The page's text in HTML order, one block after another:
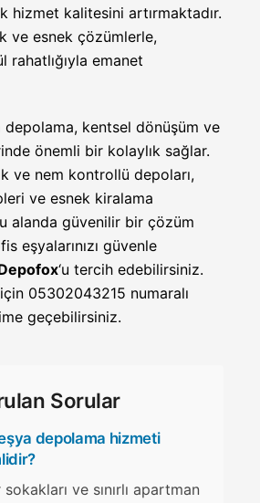
hizmet kalitesini artırmaktadır.
ve esnek çözümlerle,
rahatlığıyla emanet
depolama, kentsel dönüşüm ve
önemli bir kolaylık sağlar.
ve nem kontrollü depoları,
ve esnek kiralama
alanda güvenilir bir çözüm
eşyalarınızı güvenle
‘u tercih edebilirsiniz.
05302043215 numaralı
geçebilirsiniz.
Sorular
depolama hizmeti
ve sınırlı apartman